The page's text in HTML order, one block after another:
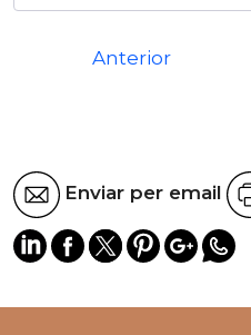
Anterior
Enviar per email